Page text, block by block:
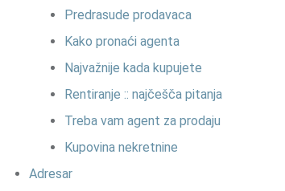
Predrasude prodavaca
Kako pronaći agenta
Najvažnije kada kupujete
Rentiranje :: najčešča pitanja
Treba vam agent za prodaju
Kupovina nekretnine
Adresar